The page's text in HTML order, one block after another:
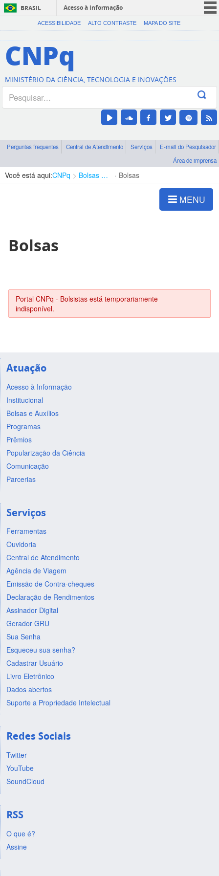
BRASIL
Acesso à informação
CORONAVÍRUS (COVID-19)
Canais
ACESSIBILIDADE ALTO CONTRASTE MAPA DO SITE
CNPq
MINISTÉRIO DA CIÊNCIA, TECNOLOGIA E INOVAÇÕES
Perguntas frequentes Central de Atendimento Serviços
E-mail do Pesquisador
Área de imprensa
Você está aqui:CNPq Bolsas e Auxílios Vigentes Bolsas
MENU
Bolsas
Portal CNPq - Bolsistas está temporariamente
indisponível.
Atuação
Acesso à Informação
Institucional
Bolsas e Auxílios
Programas
Prêmios
Popularização da Ciência
Comunicação
Parcerias
Serviços
Ferramentas
Ouvidoria
Central de Atendimento
Agência de Viagem
Emissão de Contra-cheques
Declaração de Rendimentos
Assinador Digital
Gerador GRU
Sua Senha
Esqueceu sua senha?
Cadastrar Usuário
Livro Eletrônico
Dados abertos
Suporte a Propriedade Intelectual
Redes Sociais
Twitter
YouTube
SoundCloud
RSS
O que é?
Assine